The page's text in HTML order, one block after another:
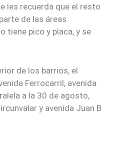
les recuerda que el resto
de las áreas
tiene pico y placa, y se
de los barrios, el
Ferrocarril, avenida
a la 30 de agosto,
y avenida Juan B